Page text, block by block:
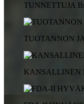
TUNNETTUJA
TUOTANNON
KANSALLINEN